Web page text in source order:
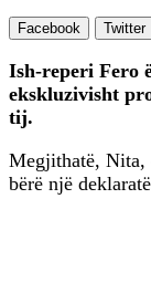
Facebook Twitter
Ish-reperi Fero
ekskluzivisht
tij.
Megjithatë, Nita,
bërë një